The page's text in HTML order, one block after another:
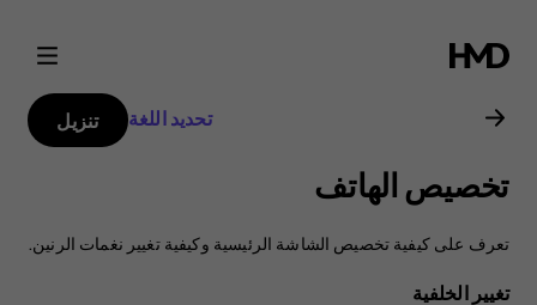
دليل
مستخدم
هاتف
Nokia
تحديد اللغة تنزيل
تخصيص الهاتف
تعرف على كيفية تخصيص الشاشة الرئيسية وكيفية تغيير نغمات الرنين.
تغيير الخلفية